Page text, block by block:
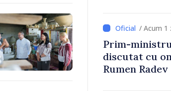
/ Acum 1
Prim-
discutat cu
Rumen Radev